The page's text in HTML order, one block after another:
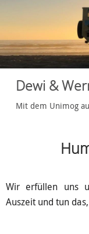
Dewi &
Mit dem Unimog
Wir erfüllen uns
Auszeit und tun